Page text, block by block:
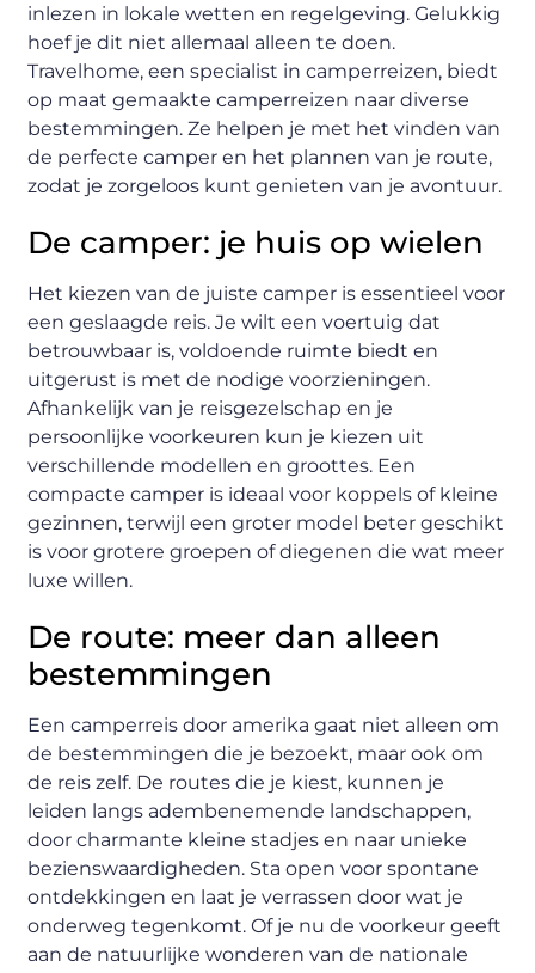
inlezen in lokale wetten en regelgeving. Gelukkig
hoef je dit niet allemaal alleen te doen.
Travelhome, een specialist in camperreizen, biedt
op maat gemaakte camperreizen naar diverse
bestemmingen. Ze helpen je met het vinden van
de perfecte camper en het plannen van je route,
zodat je zorgeloos kunt genieten van je avontuur.
De camper: je huis op wielen
Het kiezen van de juiste camper is essentieel voor
een geslaagde reis. Je wilt een voertuig dat
betrouwbaar is, voldoende ruimte biedt en
uitgerust is met de nodige voorzieningen.
Afhankelijk van je reisgezelschap en je
persoonlijke voorkeuren kun je kiezen uit
verschillende modellen en groottes. Een
compacte camper is ideaal voor koppels of kleine
gezinnen, terwijl een groter model beter geschikt
is voor grotere groepen of diegenen die wat meer
luxe willen.
De route: meer dan alleen
bestemmingen
Een camperreis door amerika gaat niet alleen om
de bestemmingen die je bezoekt, maar ook om
de reis zelf. De routes die je kiest, kunnen je
leiden langs adembenemende landschappen,
door charmante kleine stadjes en naar unieke
bezienswaardigheden. Sta open voor spontane
ontdekkingen en laat je verrassen door wat je
onderweg tegenkomt. Of je nu de voorkeur geeft
aan de natuurlijke wonderen van de nationale